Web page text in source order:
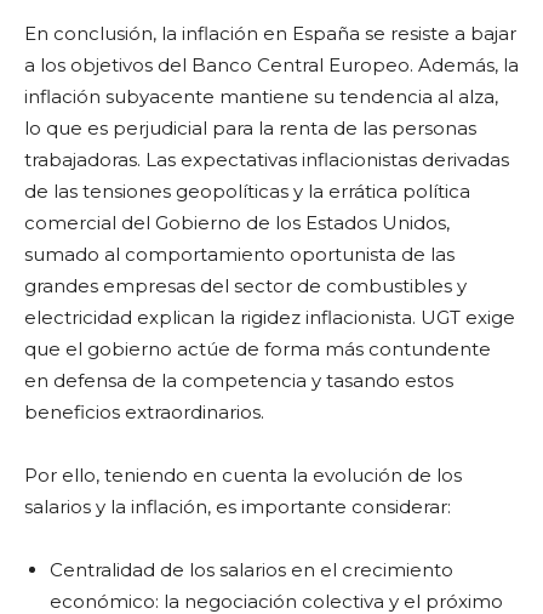
En conclusión, la inflación en España se resiste a bajar
a los objetivos del Banco Central Europeo. Además, la
inflación subyacente mantiene su tendencia al alza,
lo que es perjudicial para la renta de las personas
trabajadoras. Las expectativas inflacionistas derivadas
de las tensiones geopolíticas y la errática política
comercial del Gobierno de los Estados Unidos,
sumado al comportamiento oportunista de las
grandes empresas del sector de combustibles y
electricidad explican la rigidez inflacionista. UGT exige
que el gobierno actúe de forma más contundente
en defensa de la competencia y tasando estos
beneficios extraordinarios.
Por ello, teniendo en cuenta la evolución de los
salarios y la inflación, es importante considerar:
Centralidad de los salarios en el crecimiento
económico: la negociación colectiva y el próximo